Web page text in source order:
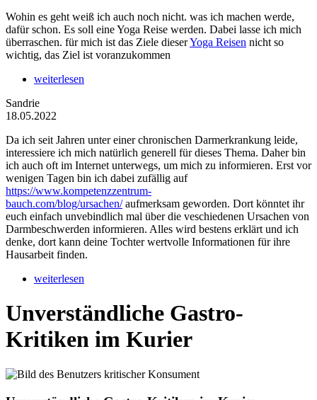
Wohin es geht weiß ich auch noch nicht. was ich machen werde,
dafür schon. Es soll eine Yoga Reise werden. Dabei lasse ich mich
überraschen. für mich ist das Ziele dieserYoga Reisen nicht so
wichtig, das Ziel ist voranzukommen
weiterlesen
Sandrie
18.05.2022
Da ich seit Jahren unter einer chronischen Darmerkrankung leide,
interessiere ich mich natürlich generell für dieses Thema. Daher bin
ich auch oft im Internet unterwegs, um mich zu informieren. Erst vor
wenigen Tagen bin ich dabei zufällig auf
https://www.kompetenzzentrum-
bauch.com/blog/ursachen/aufmerksam geworden. Dort könntet ihr
euch einfach unvebindlich mal über die veschiedenen Ursachen von
Darmbeschwerden informieren. Alles wird bestens erklärt und ich
denke, dort kann deine Tochter wertvolle Informationen für ihre
Hausarbeit finden.
weiterlesen
Unverständliche Gastro-
Kritiken im Kurier